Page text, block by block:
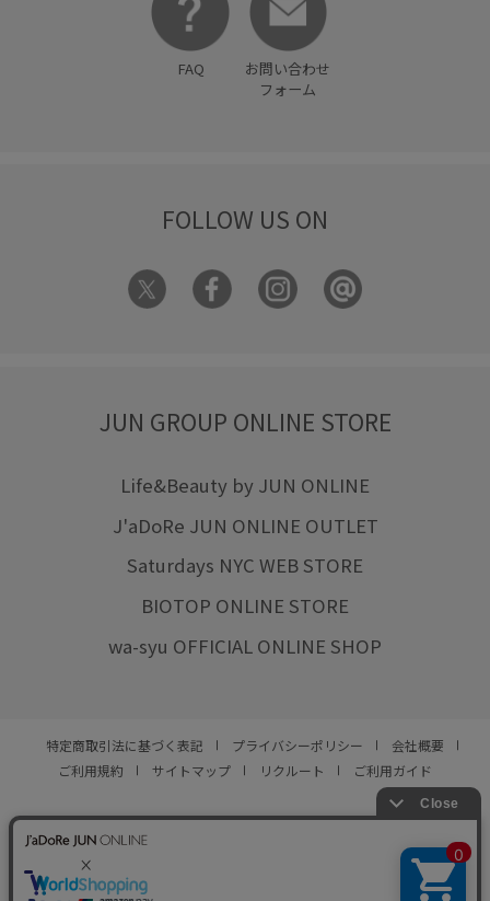
FAQ
お問い合わせ
フォーム
FOLLOW US ON
JUN GROUP ONLINE STORE
Life&Beauty by JUN ONLINE
J'aDoRe JUN ONLINE OUTLET
Saturdays NYC WEB STORE
BIOTOP ONLINE STORE
wa-syu OFFICIAL ONLINE SHOP
特定商取引法に基づく表記 プライバシーポリシー
会社概要
ご利用規約
サイトマップ リクルート ご利用ガイド
© JUN CO.,LTD. ALL RIGHTS RESERVED.